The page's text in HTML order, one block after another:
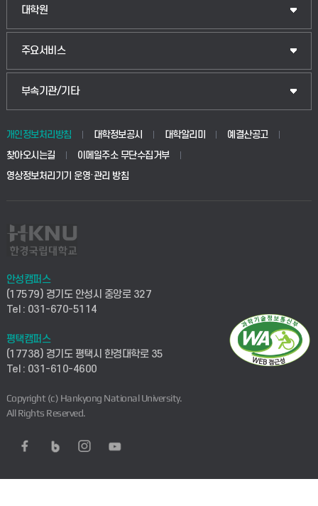
대학원
주요서비스
부속기관/기타
개인정보처리방침 대학정보공시 대학알리미
예결산공고
찾아오시는길
이메일주소 무단수집거부
영상정보처리기기 운영·관리 방침
안성캠퍼스
(17579) 경기도 안성시 중앙로 327
Tel : 031-670-5114
평택캠퍼스
(17738) 경기도 평택시 한경대학로 35
Tel : 031-610-4600
Copyright (c) Hankyong National University.
All Rights Reserved.